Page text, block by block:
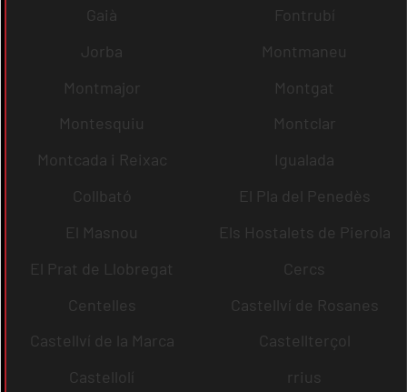
Gaià
Fontrubí
Jorba
Montmaneu
Montmajor
Montgat
Montesquiu
Montclar
Montcada i Reixac
Igualada
Collbató
El Pla del Penedès
El Masnou
Els Hostalets de Pierola
El Prat de Llobregat
Cercs
Centelles
Castellví de Rosanes
Castellví de la Marca
Castellterçol
Castellolí
rrius